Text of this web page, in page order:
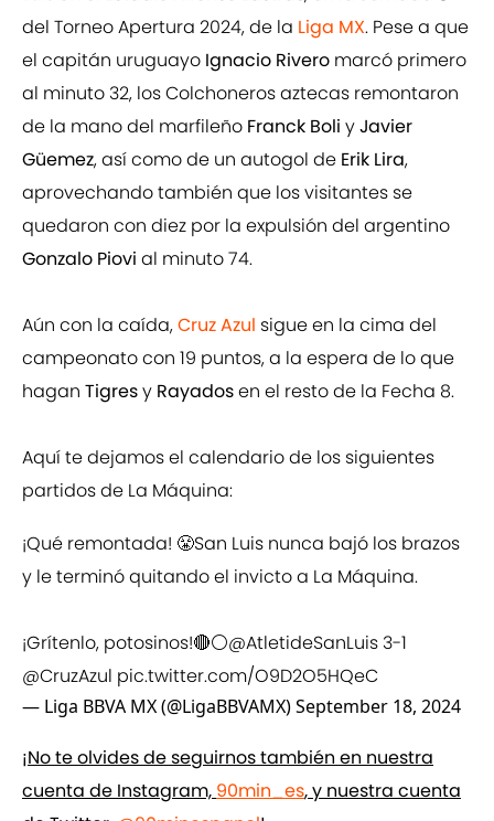
del Torneo Apertura 2024, de la Liga MX. Pese a que
el capitán uruguayo Ignacio Rivero marcó primero
al minuto 32, los Colchoneros aztecas remontaron
de la mano del marfileño Franck Boli yJavier
Güemez, así como de un autogol de Erik Lira,
aprovechando también que los visitantes se
quedaron con diez por la expulsión del argentino
Gonzalo Piovi al minuto 74.
Aún con la caída,Cruz Azul sigue en la cima del
campeonato con 19 puntos, a la espera de lo que
hagan Tigresy Rayadosen el resto de la Fecha 8.
Aquí te dejamos el calendario de los siguientes
partidos de La Máquina:
¡Qué remontada! 😤San Luis nunca bajó los brazos
y le terminó quitando el invicto a La Máquina.
¡Grítenlo, potosinos!🔴⚪@AtletideSanLuis 3-1
@CruzAzul pic.twitter.com/O9D2O5HQeC
— Liga BBVA MX (@LigaBBVAMX)September 18, 2024
¡No te olvides de seguirnos también en nuestra
cuenta de Instagram, 90min_es, y nuestra cuenta